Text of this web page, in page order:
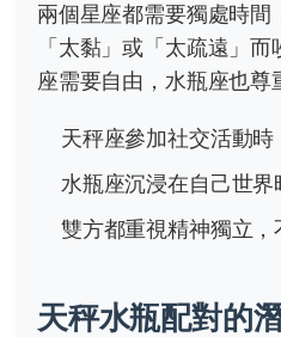
兩個星座都需要獨處時
「太黏」或「太疏遠」
座需要自由，水瓶座也尊
天秤座參加社交活動
水瓶座沉浸在自己世
雙方都重視精神獨立，
天秤水瓶配對的